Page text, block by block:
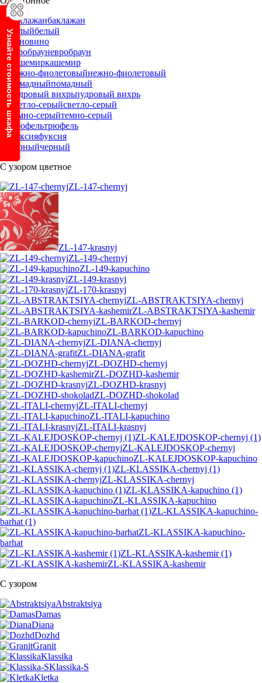
баклажан
белый
вино
евробраун
кашемир
нежно-фиолетовый
помадный
пудровый вихрь
светло-серый
темно-серый
трюфель
фуксия
черный
С узором цветное
ZL-147-chernyj
ZL-147-krasnyj
ZL-149-chernyj
ZL-149-kapuchino
ZL-149-krasnyj
ZL-170-krasnyj
ZL-ABSTRAKTSIYA-chernyj
ZL-ABSTRAKTSIYA-kashemir
ZL-BARKOD-chernyj
ZL-BARKOD-kapuchino
ZL-DIANA-chernyj
ZL-DIANA-grafit
ZL-DOZHD-chernyj
ZL-DOZHD-kashemir
ZL-DOZHD-krasnyj
ZL-DOZHD-shokolad
ZL-ITALI-chernyj
ZL-ITALI-kapuchino
ZL-ITALI-krasnyj
ZL-KALEJDOSKOP-chernyj (1)
ZL-KALEJDOSKOP-chernyj
ZL-KALEJDOSKOP-kapuchino
ZL-KLASSIKA-chernyj (1)
ZL-KLASSIKA-chernyj
ZL-KLASSIKA-kapuchino (1)
ZL-KLASSIKA-kapuchino
ZL-KLASSIKA-kapuchino-
barhat (1)
ZL-KLASSIKA-kapuchino-
barhat
ZL-KLASSIKA-kashemir (1)
ZL-KLASSIKA-kashemir
С узором
Abstraktsiya
Damas
Diana
Dozhd
Granit
Klassika
Klassika-S
Kletka
Узнайте стоимость шкафа